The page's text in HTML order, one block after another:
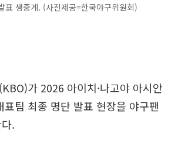
생중계. (사진제공=한국야구위원회)
가 2026 아이치·나고야 아시안
표팀 최종 명단 발표 현장을 야구팬
.